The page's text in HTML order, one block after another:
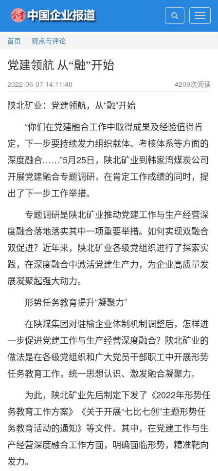
首页
观点与评论
党建领航 从“融”开始
2022-06-07 14:11:40 4209次阅读
陕北矿业：党建领航，从“融”开始
“你们在党建融合工作中取得成果及经验值得肯
定，下一步要持续发力组织载体、考核体系等方面的
深度融合……”5月25日，陕北矿业到韩家湾煤炭公司
开展党建融合专题调研，在肯定工作成绩的同时，提
出了下一步工作举措。
专题调研是陕北矿业推动党建工作与生产经营深
度融合落地落实其中一项重要举措。如何实现双融合
双促进？近年来，陕北矿业各级党组织进行了探索实
践，在深度融合中激活党建生产力，为企业高质量发
展凝聚起强大动力。
形势任务教育提升“凝聚力”
在陕煤集团对驻榆企业体制机制调整后，怎样进
一步促进党建工作与生产经营深度融合？陕北矿业的
做法是在各级党组织和广大党员干部职工中开展形势
任务教育工作，统一思想认识、激发融合凝聚力。
为此，陕北矿业先后制定下发了《2022年形势任
务教育工作方案》《关于开展“七比七创”主题形势任
务教育活动的通知》等文件。其中，在党建工作与生
产经营深度融合工作方面，明确面临形势，精准靶向
发力。